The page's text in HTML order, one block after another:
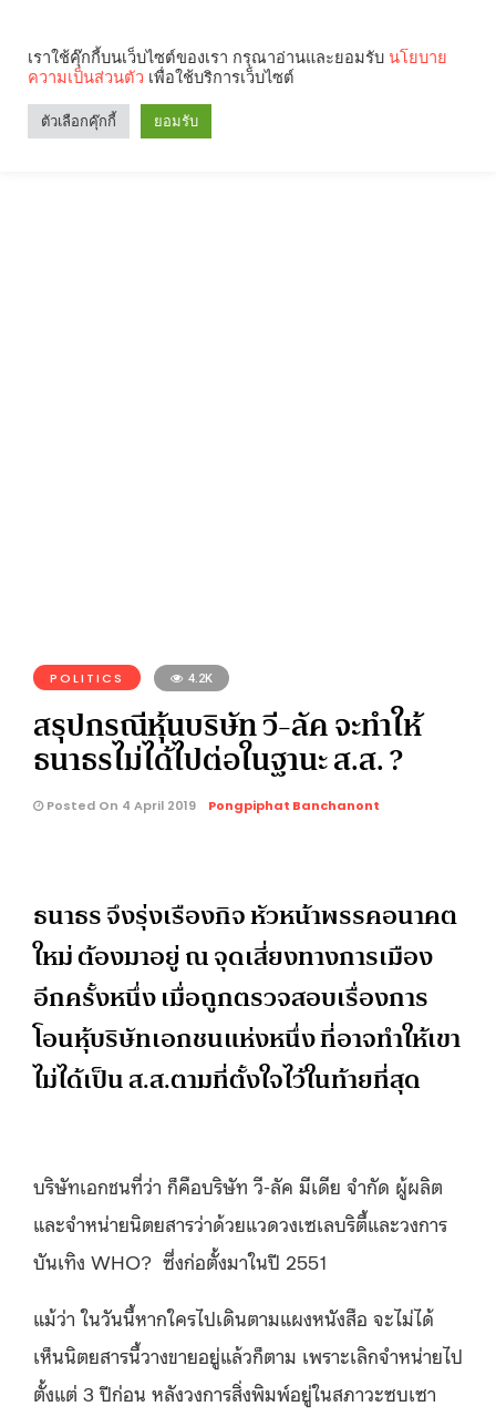
POLITICS 4.2K
สรุปกรณีหุ้นบริษัท วี-ลัค จะทำให้
ธนาธรไม่ได้ไปต่อในฐานะ ส.ส. ?
Posted On 4 April 2019 Pongpiphat Banchanont
ธนาธร จึงรุ่งเรืองกิจ หัวหน้าพรรคอนาคต
ใหม่ ต้องมาอยู่ ณ จุดเสี่ยงทางการเมือง
อีกครั้งหนึ่ง เมื่อถูกตรวจสอบเรื่องการ
โอนหุ้บริษัทเอกชนแห่งหนึ่ง ที่อาจทำให้เขา
ไม่ได้เป็น ส.ส.ตามที่ตั้งใจไว้ในท้ายที่สุด
บริษัทเอกชนที่ว่า ก็คือบริษัท วี-ลัค มีเดีย จำกัด ผู้ผลิต
และจำหน่ายนิตยสารว่าด้วยแวดวงเซเลบริตี้และวงการ
บันเทิง WHO? ซึ่งก่อตั้งมาในปี 2551
แม้ว่า ในวันนี้หากใครไปเดินตามแผงหนังสือ จะไม่ได้
เห็นนิตยสารนี้วางขายอยู่แล้วก็ตาม เพราะเลิกจำหน่ายไป
ตั้งแต่ 3 ปีก่อน หลังวงการสิ่งพิมพ์อยู่ในสภาวะซบเซา
เราใช้คุ๊กกี้บนเว็บไซต์ของเรา กรุณาอ่านและยอมรับ นโยบาย
ความเป็นส่วนตัว เพื่อใช้บริการเว็บไซต์
ตัวเลือกคุ๊กกี้ ยอมรับ